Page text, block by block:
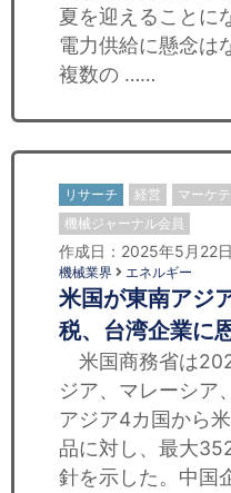
夏を迎えることに
電力供給に懸念は
複数の ……
リサーチ 経営 マーケ
機械ジャーナル会員
作成日：2025年5月22日
機械業界 エネルギー
米国が東南アジ
税、台湾企業に
米国商務省は
ジア、マレーシア
アジア4カ国から
品に対し、最大
針を示した。中国